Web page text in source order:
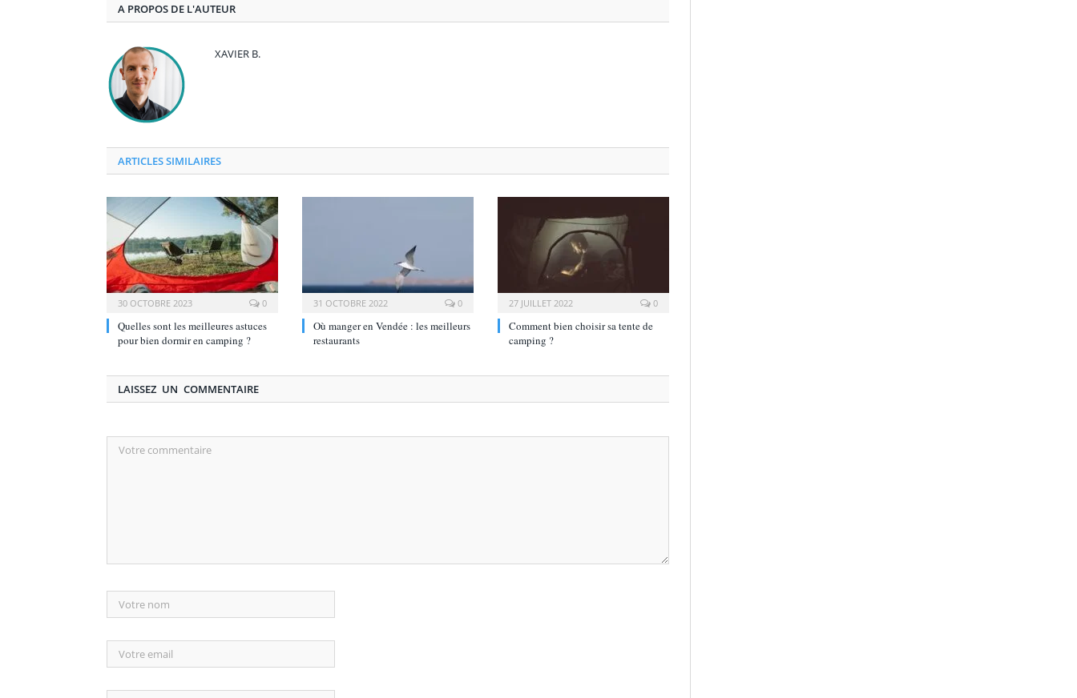
A PROPOS DE L'AUTEUR
XAVIER B.
ARTICLES SIMILAIRES
30 OCTOBRE 2023 0
Quelles sont les meilleures astuces
pour bien dormir en camping ?
31 OCTOBRE 2022 0
Où manger en Vendée : les meilleurs
restaurants
27 JUILLET 2022 0
Comment bien choisir sa tente de
camping ?
LAISSEZ UN COMMENTAIRE